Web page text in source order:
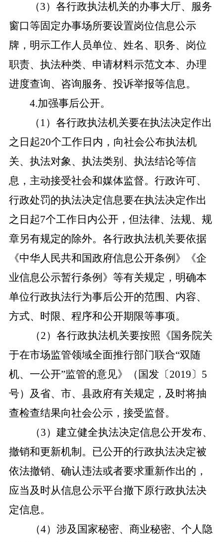
（3）各行政执法机关的办事大厅、服务
窗口等固定办事场所要设置岗位信息公示
牌，明示工作人员单位、姓名、职务、岗位
职责、执法种类、申请材料示范文本、办理
进度查询、咨询服务、投诉举报等信息。
4.加强事后公开。
（ 1）各行政执法机关要在执法决定作出
之日起20个工作日内，向社会公布执法机
关、执法对象、执法类别、执法结论等信
息，主动接受社会和媒体监督。行政许可、
行政处罚的执法决定信息要在执法决定作出
之日起7个工作日内公开，但法律、法规、规
章另有规定的除外。各行政执法机关要依据
《中华人民共和国政府信息公开条例》《企
业信息公示暂行条例》等有关规定，明确本
单位行政执法行为事后公开的范围、内容、
方式、时限、程序和公开期限等事项。
（2）各行政执法机关要按照《国务院关
于在市场监管领域全面推行部门联合“双随
机、一公开”监管的意见》（国发〔2019〕5
号）及省、市、县政府有关规定，及时将抽
查检查结果向社会公示，接受监督。
（3）建立健全执法决定信息公开发布、
撤销和更新机制。已公开的行政执法决定被
依法撤销、确认违法或者要求重新作出的，
应当及时从信息公示平台撤下原行政执法决
定信息。
（4）涉及国家秘密、商业秘密、个人隐